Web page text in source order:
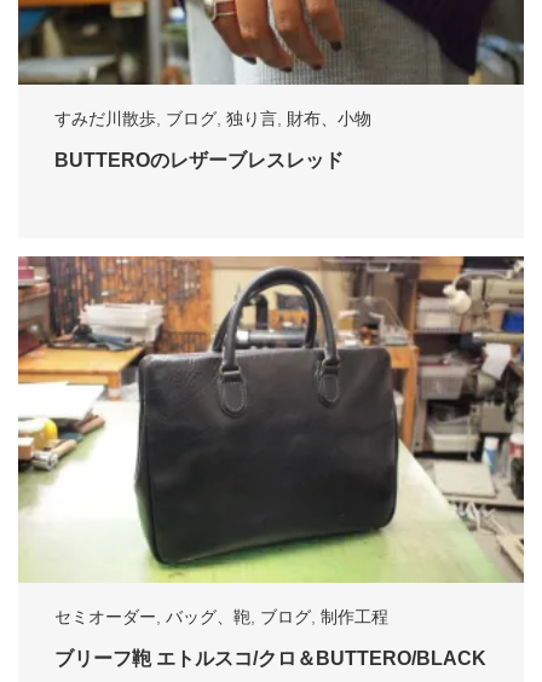
すみだ川散歩 ブログ 独り言 財布、小物
BUTTEROのレザーブレスレッド
セミオーダー バッグ、鞄 ブログ 制作工程
ブリーフ鞄 エトルスコ/クロ＆BUTTERO/BLACK